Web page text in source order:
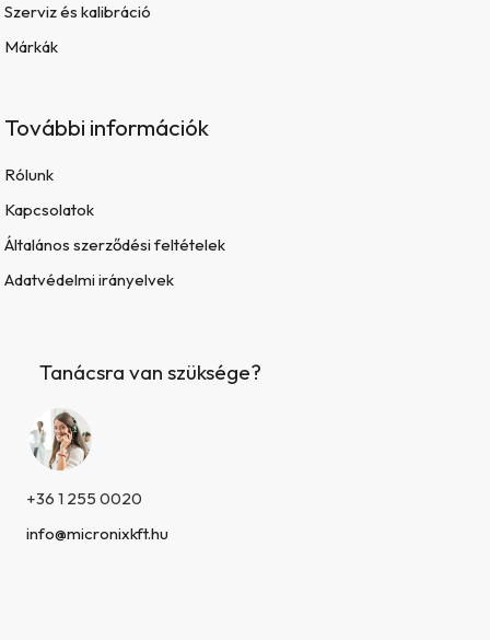
Szerviz és kalibráció
Márkák
További információk
Rólunk
Kapcsolatok
Általános szerződési feltételek
Adatvédelmi irányelvek
Tanácsra van szüksége?
+36 1 255 0020
info@micronixkft.hu